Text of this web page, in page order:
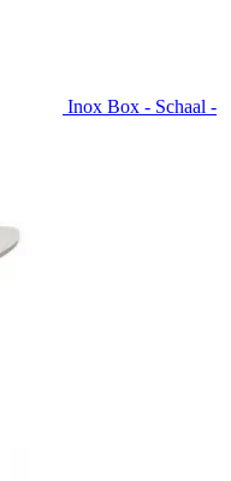
Inox Box - Schaal -